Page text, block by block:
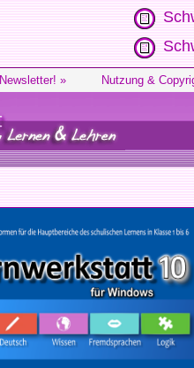
Newsletter! » Nutzung &